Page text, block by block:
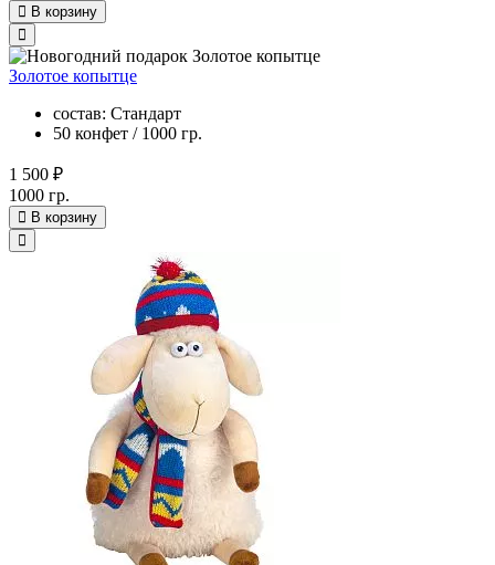
В корзину
Золотое копытце
состав: Стандарт
50 конфет / 1000 гр.
1 500 ₽
1000 гр.
В корзину